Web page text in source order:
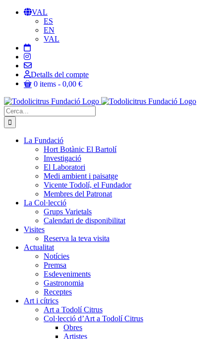
Skip
VAL
ES
EN
VAL
Detalls del compte
0 items
0,00 €
Cerca:
La Fundació
Hort Botànic El Bartolí
Investigació
El Laboratori
Medi ambient i paisatge
Vicente Todolí, el Fundador
Membres del Patronat
La Col·lecció
Grups Varietals
Calendari de disponibilitat
Visites
Reserva la teva visita
Actualitat
Notícies
Premsa
Esdeveniments
Gastronomia
Receptes
Art i cítrics
Art a Todolí Citrus
Col·lecció d’Art a Todolí Citrus
Obres
Artistes